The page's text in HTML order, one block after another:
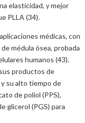
elasticidad, y mejor
PLLA (34).
médicas, con
médula ósea, probada
humanos (43).
productos de
su alto tiempo de
de poliol (PPS),
glicerol (PGS) para